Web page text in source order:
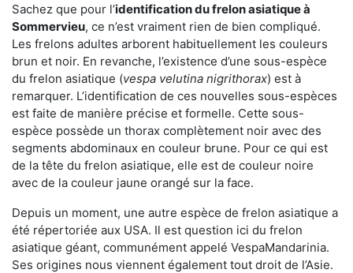
Sachez que pour l’identification du frelon asiatiqueà
Sommervieu, ce n’est vraiment rien de bien compliqué.
Les frelons adultes arborent habituellement les couleurs
brun et noir. En revanche, l’existence d’une sous-espèce
du frelon asiatique (vespa velutina nigrithorax) est à
remarquer. L’identification de ces nouvelles sous-espèces
est faite de manière précise et formelle. Cette sous-
espèce possède un thorax complètement noir avec des
segments abdominaux en couleur brune. Pour ce qui est
de la tête du frelon asiatique, elle est de couleur noire
avec de la couleur jaune orangé sur la face.
Depuis un moment, une autre espèce de frelon asiatique a
été répertoriée aux USA. Il est question ici du frelon
asiatique géant, communément appelé VespaMandarinia.
Ses origines nous viennent également tout droit de l’Asie.